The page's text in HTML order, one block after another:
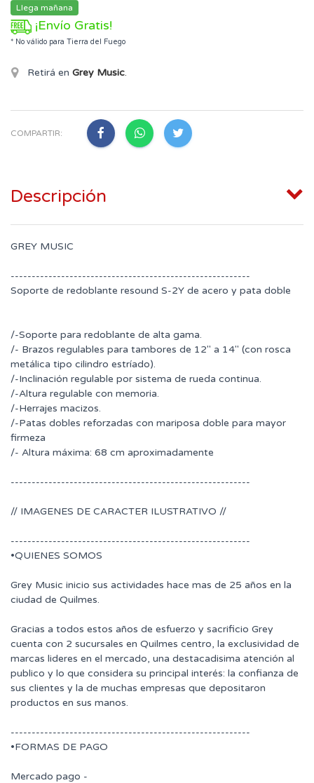
Llega mañana
¡Envío Gratis!
* No válido para Tierra del Fuego
Retirá en Grey Music.
COMPARTIR:
Descripción
GREY MUSIC
---------------------------------------------------------
Soporte de redoblante resound S-2Y de acero y pata doble
/-Soporte para redoblante de alta gama.
/- Brazos regulables para tambores de 12" a 14" (con rosca
metálica tipo cilindro estríado).
/-Inclinación regulable por sistema de rueda continua.
/-Altura regulable con memoria.
/-Herrajes macizos.
/-Patas dobles reforzadas con mariposa doble para mayor
firmeza
/- Altura máxima: 68 cm aproximadamente
---------------------------------------------------------
// IMAGENES DE CARACTER ILUSTRATIVO //
---------------------------------------------------------
•QUIENES SOMOS
Grey Music inicio sus actividades hace mas de 25 años en la
ciudad de Quilmes.
Gracias a todos estos años de esfuerzo y sacrificio Grey
cuenta con 2 sucursales en Quilmes centro, la exclusividad de
marcas lideres en el mercado, una destacadisima atención al
publico y lo que considera su principal interés: la confianza de
sus clientes y la de muchas empresas que depositaron
productos en sus manos.
---------------------------------------------------------
•FORMAS DE PAGO
Mercado pago -